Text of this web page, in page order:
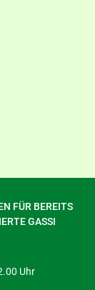
FÜR BEREITS
GASSI
Uhr